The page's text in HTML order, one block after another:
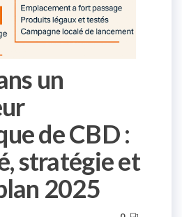
un
de CBD :
stratégie et
2025